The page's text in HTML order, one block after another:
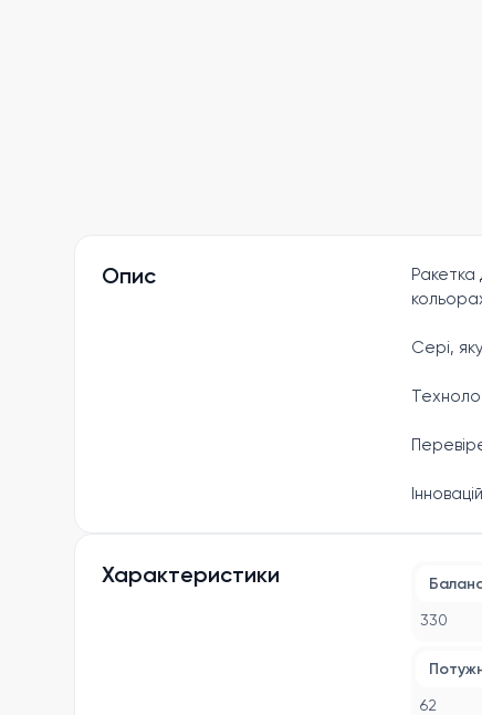
Опис
Ракетка
Сері,
Характеристики
330
62